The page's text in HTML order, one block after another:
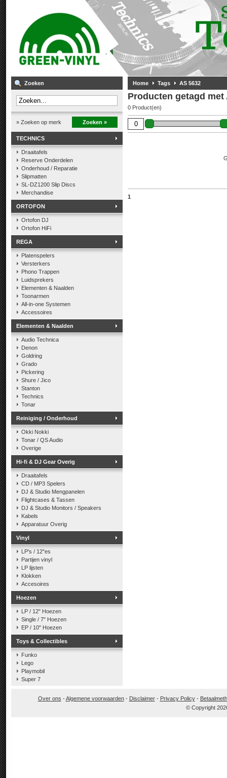
Zoeken
» Zoeken op merk Zoeken »
TECHNICS
Draaitafels
Reserve Onderdelen
Onderhoud / Reparatie
Slipmatten
SL-DZ1200 Slip Discs
Merchandise
ORTOFON
Ortofon DJ
Ortofon HiFi
REGA
Platenspelers
Versterkers
Phono Trappen
Luidsprekers
Elementen & Naalden
Toonarmen
All-in-one Systemen
Accessoires
Elementen & Naalden
Audio Technica
Denon
Goldring
Grado
Pickering
Shure / Jico
Stanton
Technics
Tonar
Reiniging / Onderhoud
Okki Nokki
Tonar / QS Audio
Overige
Hi-fi & DJ Gear Overig
Draaitafels
CD / MP3 Spelers
DJ & Studio Mengpanelen
Flightcases & Tassen
DJ & Studio Monitors / Speakers
Kabels
Apparatuur Overig
Vinyl
LP's / 12"es
Partijen vinyl
LP lijsten
Klokken
Accesoires
Hoezen
LP / 12" Hoezen
Single / 7" Hoezen
EP / 10" Hoezen
Toys & Collectibles
Funko
Lego
Playmobil
Super 7
Home Tags AS 5632
Producten getagd met
0 Product(en)
1
Over ons -Algemene voorwaarden- Disclaimer- Privacy Policy-
© Copyright